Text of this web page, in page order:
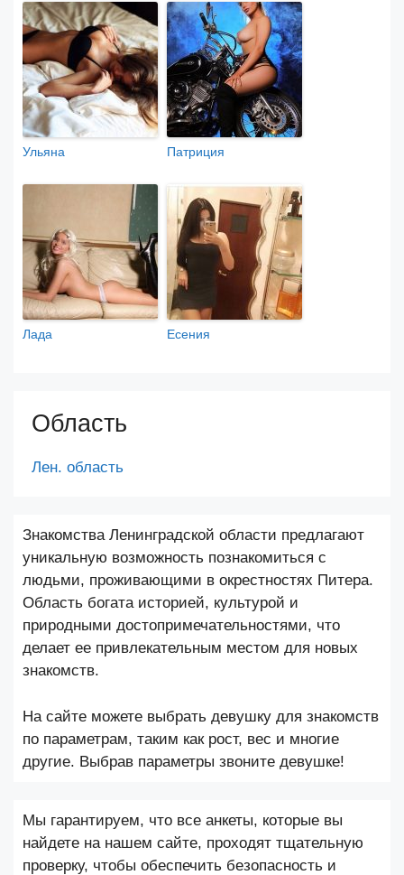
Ульяна Патриция
Лада Есения
Область
Лен. область
Знакомства Ленинградской области предлагают
уникальную возможность познакомиться с
людьми, проживающими в окрестностях Питера.
Область богата историей, культурой и
природными достопримечательностями, что
делает ее привлекательным местом для новых
знакомств.
На сайте можете выбрать девушку для знакомств
по параметрам, таким как рост, вес и многие
другие. Выбрав параметры звоните девушке!
Мы гарантируем, что все анкеты, которые вы
найдете на нашем сайте, проходят тщательную
проверку, чтобы обеспечить безопасность и